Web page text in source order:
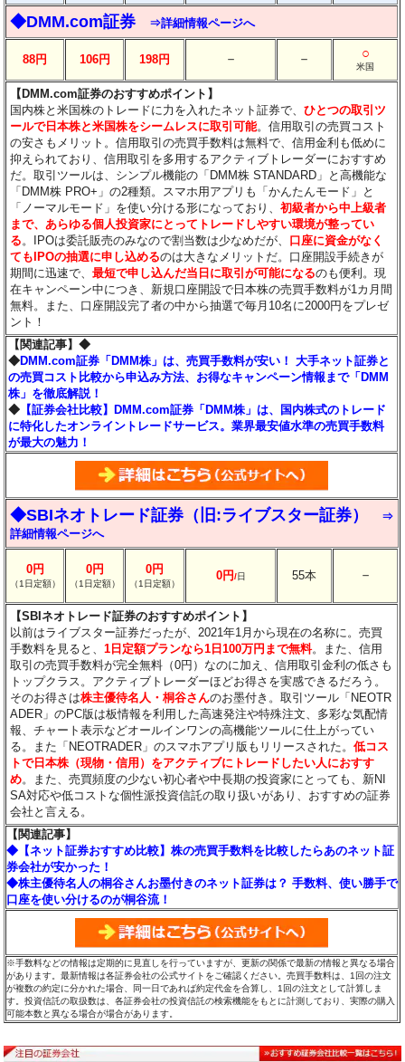
◆DMM.com証券 ⇒詳細情報ページへ
88円 106円 198円 － － ○
米国
【DMM.com証券のおすすめポイント】
国内株と米国株のトレードに力を入れたネット証券で、ひとつの取引ツ
ールで日本株と米国株をシームレスに取引可能。信用取引の売買コスト
の安さもメリット。信用取引の売買手数料は無料で、信用金利も低めに
抑えられており、信用取引を多用するアクティブトレーダーにおすすめ
だ。取引ツールは、シンプル機能の「DMM株 STANDARD」と高機能な
「DMM株 PRO+」の2種類。スマホ用アプリも「かんたんモード」と
「ノーマルモード」を使い分ける形になっており、初級者から中上級者
まで、あらゆる個人投資家にとってトレードしやすい環境が整ってい
る。IPOは委託販売のみなので割当数は少なめだが、 口座に資金がなく
てもIPOの抽選に申し込めるのは大きなメリットだ。口座開設手続きが
期間に迅速で、最短で申し込んだ当日に取引が可能になるのも便利。現
在キャンペーン中につき、新規口座開設で日本株の売買手数料が1カ月間
無料。また、口座開設完了者の中から抽選で毎月10名に2000円をプレゼ
ント！
【関連記事】◆
◆DMM.com証券「DMM株」は、売買手数料が安い！ 大手ネット証券と
の売買コスト比較から申込み方法、お得なキャンペーン情報まで「DMM
株」を徹底解説！
◆ 【証券会社比較】DMM.com証券「DMM株」は、国内株式のトレード
に特化したオンライントレードサービス。業界最安値水準の売買手数料
が最大の魅力！
◆SBIネオトレード証券（旧:ライブスター証券）
⇒
詳細情報ページへ
0円
（1日定額）
0円
（1日定額）
0円
（1日定額）
0円/日 55本 －
【SBIネオトレード証券のおすすめポイント】
以前はライブスター証券だったが、2021年1月から現在の名称に。売買
手数料を見ると、1日定額プランなら1日100万円まで無料。また、信用
取引の売買手数料が完全無料（0円）なのに加え、信用取引金利の低さも
トップクラス。アクティブトレーダーほどお得さを実感できるだろう。
そのお得さは株主優待名人・桐谷さんのお墨付き。取引ツール「NEOTR
ADER」のPC版は板情報を利用した高速発注や特殊注文、多彩な気配情
報、チャート表示などオールインワンの高機能ツールに仕上がってい
る。また「NEOTRADER」のスマホアプリ版もリリースされた。低コス
トで日本株（現物・信用）をアクティブにトレードしたい人におすす
め。また、売買頻度の少ない初心者や中長期の投資家にとっても、新NI
SA対応や低コストな個性派投資信託の取り扱いがあり、おすすめの証券
会社と言える。
【関連記事】
◆【ネット証券おすすめ比較】株の売買手数料を比較したらあのネット証
券会社が安かった！
◆株主優待名人の桐谷さんお墨付きのネット証券は？ 手数料、使い勝手で
口座を使い分けるのが桐谷流！
※手数料などの情報は定期的に見直しを行っていますが、更新の関係で最新の情報と異なる場合
があります。最新情報は各証券会社の公式サイトをご確認ください。売買手数料は、1回の注文
が複数の約定に分かれた場合、同一日であれば約定代金を合算し、1回の注文として計算しま
す。投資信託の取扱数は、各証券会社の投資信託の検索機能をもとに計測しており、実際の購入
可能本数と異なる場合が場合があります。